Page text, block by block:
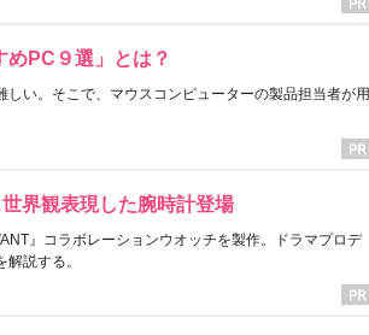
めPC９選」とは？
しい。そこで、マウスコンピューターの製品担当者が用
界観表現した腕時計登場
』コラボレーションウオッチを製作。ドラマプロデ
説する。